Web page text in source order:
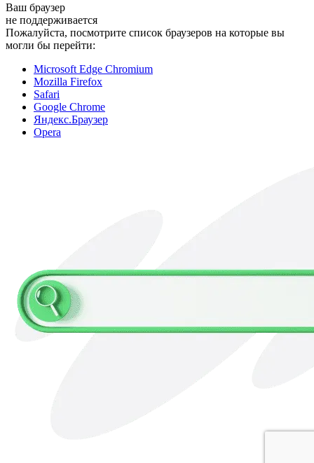
Ваш браузер
не поддерживается
Пожалуйста, посмотрите список браузеров на которые вы
могли бы перейти:
Microsoft Edge Chromium
Mozilla Firefox
Safari
Google Chrome
Яндекс.Браузер
Opera